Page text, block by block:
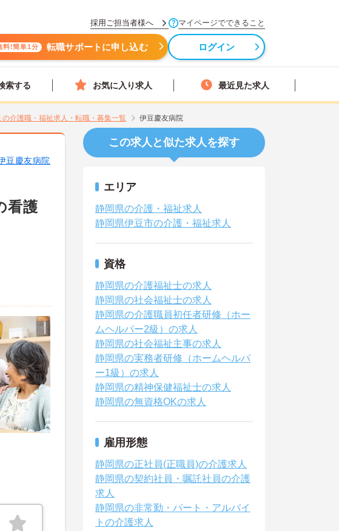
採用ご担当者様へ マイページでできること
料!簡単1分 転職サポートに申し込む ログイン
索する お気に入り求人 最近見た求人
介護職・福祉求人・転職・募集一覧 伊豆慶友病院
豆慶友病院
看護
この求人と似た求人を探す
エリア
静岡県の介護・福祉求人
静岡県伊豆市の介護・福祉求人
資格
静岡県の介護福祉士の求人
静岡県の社会福祉士の求人
静岡県の介護職員初任者研修（ホー
ムヘルパー2級）の求人
静岡県の社会福祉主事の求人
静岡県の実務者研修（ホームヘルパ
ー1級）の求人
静岡県の精神保健福祉士の求人
静岡県の無資格OKの求人
雇用形態
静岡県の正社員(正職員)の介護求人
静岡県の契約社員・嘱託社員の介護
求人
静岡県の非常勤・パート・アルバイ
トの介護求人